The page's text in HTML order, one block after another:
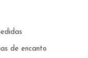
de encanto